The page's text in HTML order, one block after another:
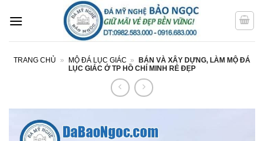
qua
TRANG CHỦ » MỘ ĐÁ LỤC GIÁC »
BÁN VÀ XÂY DỰNG, LÀM MỘ ĐÁ
LỤC GIÁC Ở TP HỒ CHÍ MINH RẺ ĐẸP